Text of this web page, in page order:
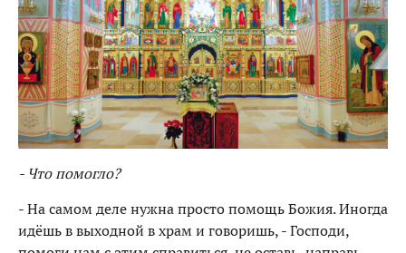
- Что помогло?
- На самом деле нужна просто помощь Божия. Иногда
идёшь в выходной в храм и говоришь, - Господи,